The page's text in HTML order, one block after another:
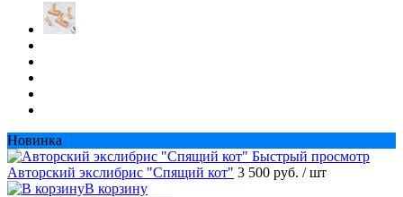
Новинка
Быстрый просмотр
Авторский экслибрис "Спящий кот" 3 500 руб. / шт
В корзину